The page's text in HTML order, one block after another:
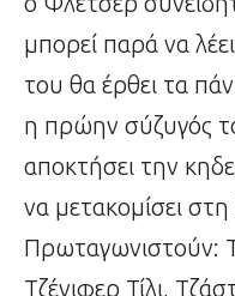
μπορεί παρά να
του θα έρθει τα
η πρώην σύζυγός
αποκτήσει την
να μετακομίσει
Πρωταγωνιστούν:
Τζένιφερ Τίλι,